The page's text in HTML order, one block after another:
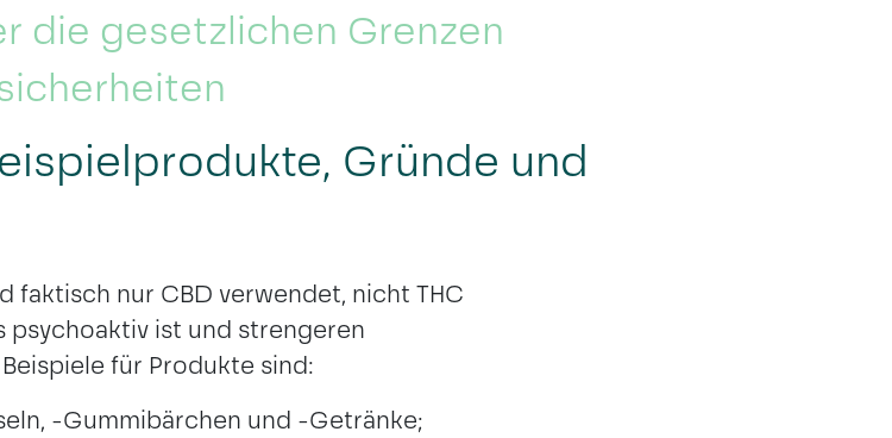
die gesetzlichen Grenzen
Gründe und
faktisch nur CBD verwendet, nicht THC
psychoaktiv ist und strengeren
für Produkte sind:
-Gummibärchen und -Getränke;